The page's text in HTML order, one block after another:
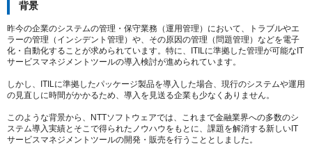
背景
昨今の企業のシステムの管理・保守業務（運用管理）において、トラブルやエ
ラーの管理（インシデント管理）や、その原因の管理（問題管理）などを電子
化・自動化することが求められています。特に、ITILに準拠した管理が可能なIT
サービスマネジメントツールの導入検討が進められています。
しかし、ITILに準拠したパッケージ製品を導入した場合、現行のシステムや運用
の見直しに時間がかかるため、導入を見送る企業も少なくありません。
このような背景から、NTTソフトウェアでは、これまで金融業界への多数のシ
ステム導入実績とそこで得られたノウハウをもとに、課題を解消する新しいIT
サービスマネジメントツールの開発・販売を行うこととしました。